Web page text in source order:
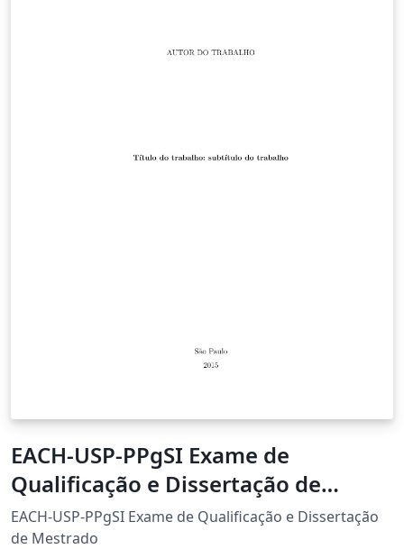
EACH-USP-PPgSI Exame de
Qualificação e Dissertação de
Mestrado
EACH-USP-PPgSI Exame de Qualificação e Dissertação
de Mestrado